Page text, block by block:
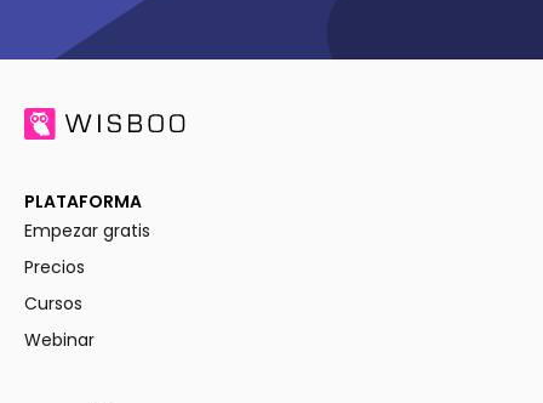
PLATAFORMA
Empezar gratis
Precios
Cursos
Webinar